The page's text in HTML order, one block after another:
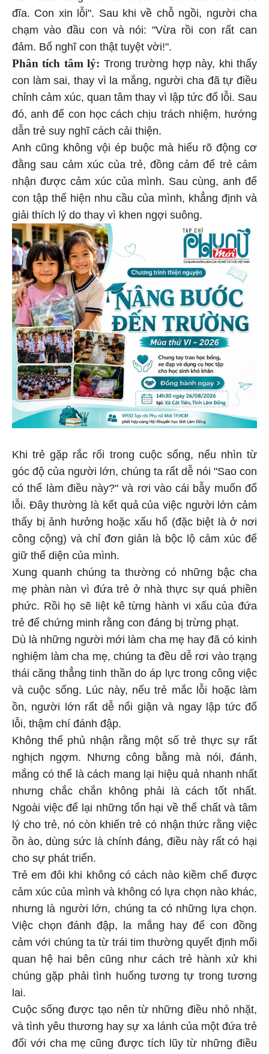
đĩa. Con xin lỗi". Sau khi về chỗ ngồi, người cha
chạm vào đầu con và nói: "Vừa rồi con rất can
đảm. Bố nghĩ con thật tuyệt vời!".
Phân tích tâm lý: Trong trường hợp này, khi thấy
con làm sai, thay vì la mắng, người cha đã tự điều
chỉnh cảm xúc, quan tâm thay vì lập tức đổ lỗi. Sau
đó, anh để con học cách chịu trách nhiệm, hướng
dẫn trẻ suy nghĩ cách cải thiện.
Anh cũng không vội ép buộc mà hiểu rõ động cơ
đằng sau cảm xúc của trẻ, đồng cảm để trẻ cảm
nhận được cảm xúc của mình. Sau cùng, anh để
con tập thể hiện nhu cầu của mình, khẳng định và
giải thích lý do thay vì khen ngợi suông.
Khi trẻ gặp rắc rối trong cuộc sống, nếu nhìn từ
góc độ của người lớn, chúng ta rất dễ nói "Sao con
có thể làm điều này?" và rơi vào cái bẫy muốn đổ
lỗi. Đây thường là kết quả của việc người lớn cảm
thấy bị ảnh hưởng hoặc xấu hổ (đặc biệt là ở nơi
công cộng) và chỉ đơn giản là bộc lộ cảm xúc để
giữ thể diện của mình.
Xung quanh chúng ta thường có những bậc cha
mẹ phàn nàn vì đứa trẻ ở nhà thực sự quá phiền
phức. Rồi họ sẽ liệt kê từng hành vi xấu của đứa
trẻ để chứng minh rằng con đáng bị trừng phạt.
Dù là những người mới làm cha mẹ hay đã có kinh
nghiệm làm cha mẹ, chúng ta đều dễ rơi vào trạng
thái căng thẳng tinh thần do áp lực trong công việc
và cuộc sống. Lúc này, nếu trẻ mắc lỗi hoặc làm
ồn, người lớn rất dễ nổi giận và ngay lập tức đổ
lỗi, thậm chí đánh đập.
Không thể phủ nhận rằng một số trẻ thực sự rất
nghịch ngợm. Nhưng công bằng mà nói, đánh,
mắng có thể là cách mang lại hiệu quả nhanh nhất
nhưng chắc chắn không phải là cách tốt nhất.
Ngoài việc để lại những tổn hại về thể chất và tâm
lý cho trẻ, nó còn khiến trẻ có nhận thức rằng việc
ồn ào, dùng sức là chính đáng, điều này rất có hại
cho sự phát triển.
Trẻ em đôi khi không có cách nào kiềm chế được
cảm xúc của mình và không có lựa chọn nào khác,
nhưng là người lớn, chúng ta có những lựa chọn.
Việc chọn đánh đập, la mắng hay để con đồng
cảm với chúng ta từ trái tim thường quyết định mối
quan hệ hai bên cũng như cách trẻ hành xử khi
chúng gặp phải tình huống tương tự trong tương
lai.
Cuộc sống được tạo nên từ những điều nhỏ nhặt,
và tình yêu thương hay sự xa lánh của một đứa trẻ
đối với cha mẹ cũng được tích lũy từ những điều